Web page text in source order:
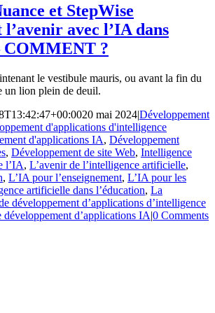
et StepWise
avec l’IA dans
COMMENT ?
le vestibule mauris, ou avant la fin du
un lion plein de deuil.
20 mai 2024|Développement
d'applications d'intelligence
d'applications IA, Développement
, Développement de site Web, Intelligence
l’IA, L’avenir de l’intelligence artificielle,
, L’IA pour l’enseignement, L’IA pour les
artificielle dans l’éducation, La
développement d’applications d’intelligence
développement d’applications IA|0 Comments